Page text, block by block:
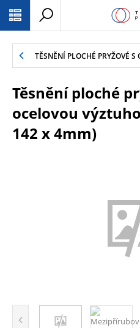
TĚSNĚNÍ PLOCHÉ PRYŽOVÉ
Těsnění ploché
ocelovou
142 x 4mm)